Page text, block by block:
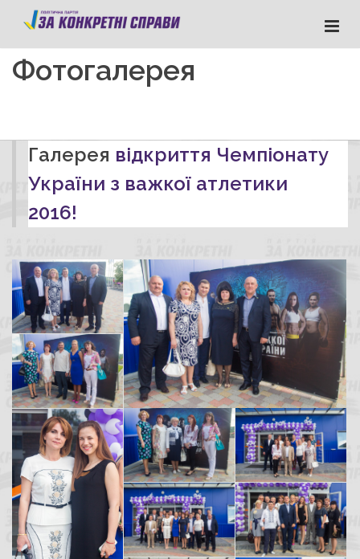
Фотогалерея
Галерея відкриття Чемпіонату
України з важкої атлетики
2016!